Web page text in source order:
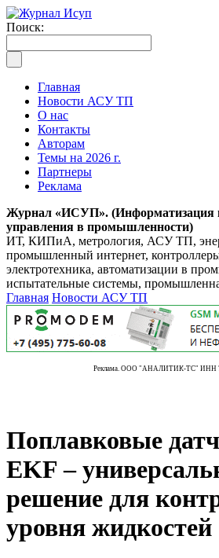
Поиск:
Главная
Новости АСУ ТП
О нас
Контакты
Авторам
Темы на 2026 г.
Партнеры
Реклама
Журнал «ИСУП». (Информатизация
управления в промышленности)
ИТ, КИПиА, метрология, АСУ ТП,
промышленный интернет,
электротехника, автоматизации в
испытательные системы,
Главная Новости АСУ ТП
Реклама. ООО "АНАЛИТИК-ТС" ИНН
Поплавковые
EKF –
решение для
уровня жидкостей